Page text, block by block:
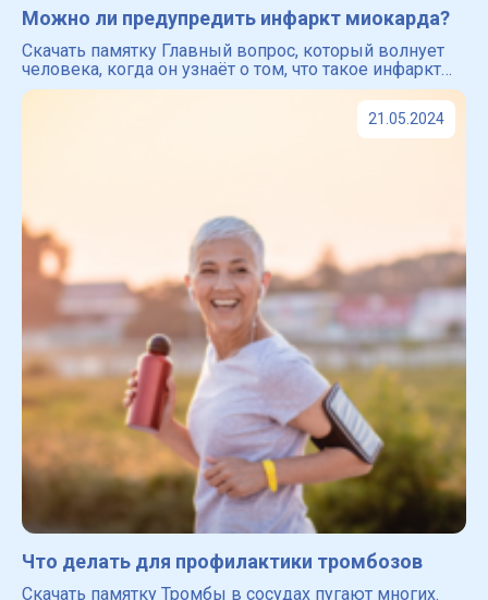
Можно ли предупредить инфаркт миокарда?
Скачать памятку Главный вопрос, который волнует
человека, когда он узнаёт о том, что такое инфаркт
миокарда ― можно ли избежать инфаркта и как это
сделать? Забегая вперёд мы хотим успокоить вас ―
21.05.2024
Что делать для профилактики тромбозов
Скачать памятку Тромбы в сосудах пугают многих.